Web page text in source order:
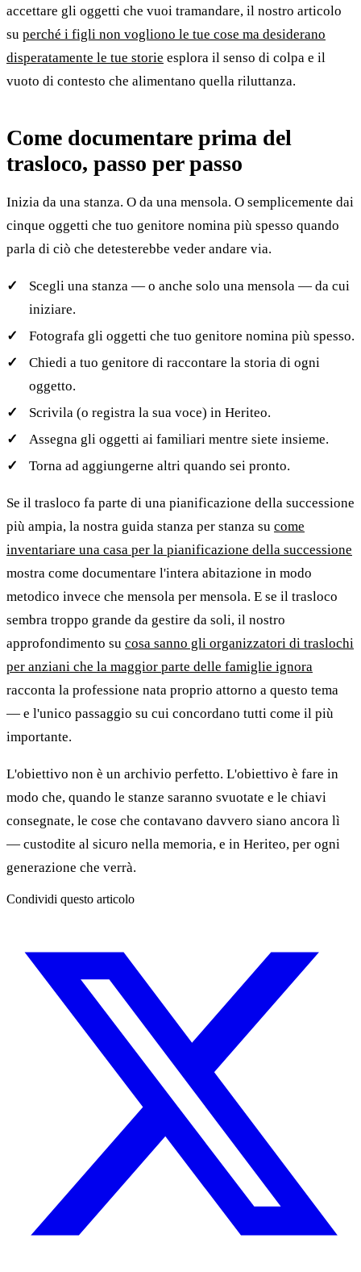
accettare gli oggetti che vuoi tramandare, il nostro articolo
su perché i figli non vogliono le tue cose ma desiderano
disperatamente le tue storie esplora il senso di colpa e il
vuoto di contesto che alimentano quella riluttanza.
Come documentare prima del
trasloco, passo per passo
Inizia da una stanza. O da una mensola. O semplicemente dai
cinque oggetti che tuo genitore nomina più spesso quando
parla di ciò che detesterebbe veder andare via.
Scegli una stanza — o anche solo una mensola — da cui
iniziare.
Fotografa gli oggetti che tuo genitore nomina più spesso.
Chiedi a tuo genitore di raccontare la storia di ogni
oggetto.
Scrivila (o registra la sua voce) in Heriteo.
Assegna gli oggetti ai familiari mentre siete insieme.
Torna ad aggiungerne altri quando sei pronto.
Se il trasloco fa parte di una pianificazione della successione
più ampia, la nostra guida stanza per stanza su come
inventariare una casa per la pianificazione della successione
mostra come documentare l'intera abitazione in modo
metodico invece che mensola per mensola. E se il trasloco
sembra troppo grande da gestire da soli, il nostro
approfondimento su cosa sanno gli organizzatori di traslochi
per anziani che la maggior parte delle famiglie ignora
racconta la professione nata proprio attorno a questo tema
— e l'unico passaggio su cui concordano tutti come il più
importante.
L'obiettivo non è un archivio perfetto. L'obiettivo è fare in
modo che, quando le stanze saranno svuotate e le chiavi
consegnate, le cose che contavano davvero siano ancora lì
— custodite al sicuro nella memoria, e in Heriteo, per ogni
generazione che verrà.
Condividi questo articolo